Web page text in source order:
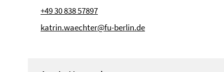
+49 30 838 57897
katrin.waechter@fu-berlin.de